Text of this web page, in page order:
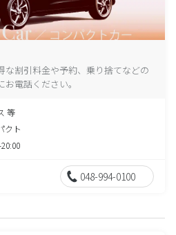
な割引料金や予約、乗り捨てなどの
電話ください。
等
クト
048-994-0100